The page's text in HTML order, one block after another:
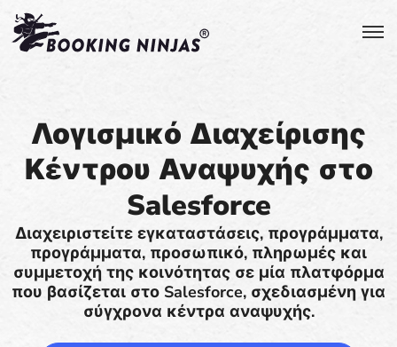
Λογισμικό Διαχείρισης
Κέντρου Αναψυχής στο
Salesforce
Διαχειριστείτε εγκαταστάσεις, προγράμματα,
προγράμματα, προσωπικό, πληρωμές και
συμμετοχή της κοινότητας σε μία πλατφόρμα
που βασίζεται στο Salesforce, σχεδιασμένη για
σύγχρονα κέντρα αναψυχής.